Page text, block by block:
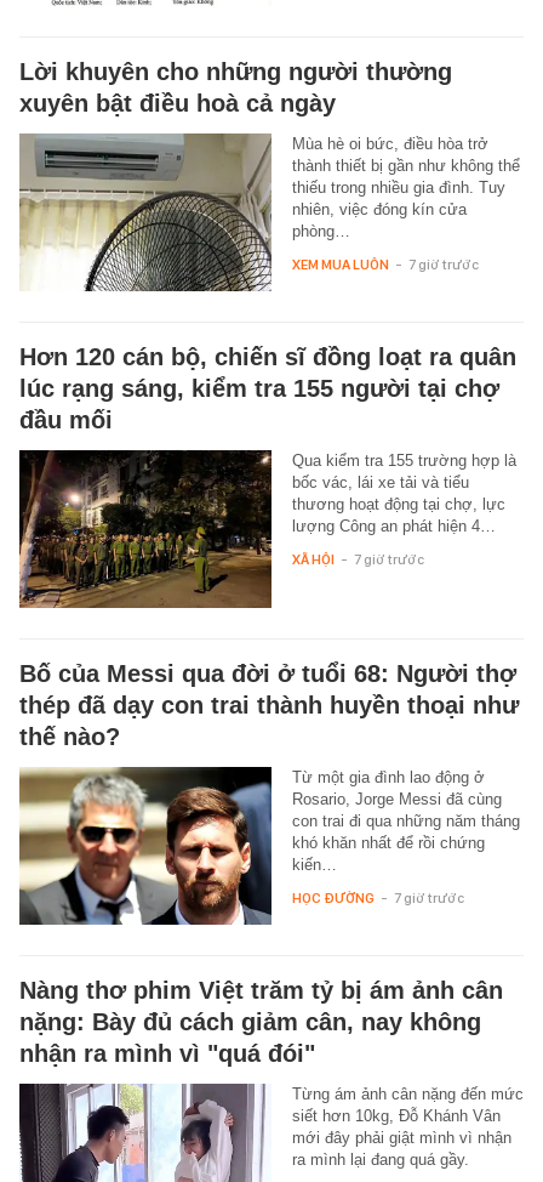
Lời khuyên cho những người thường
xuyên bật điều hoà cả ngày
Mùa hè oi bức, điều hòa trở
thành thiết bị gần như không thể
thiếu trong nhiều gia đình. Tuy
nhiên, việc đóng kín cửa
phòng…
XEM MUA LUÔN - 7 giờ trước
Hơn 120 cán bộ, chiến sĩ đồng loạt ra quân
lúc rạng sáng, kiểm tra 155 người tại chợ
đầu mối
Qua kiểm tra 155 trường hợp là
bốc vác, lái xe tải và tiểu
thương hoạt động tại chợ, lực
lượng Công an phát hiện 4…
XÃ HỘI - 7 giờ trước
Bố của Messi qua đời ở tuổi 68: Người thợ
thép đã dạy con trai thành huyền thoại như
thế nào?
Từ một gia đình lao động ở
Rosario, Jorge Messi đã cùng
con trai đi qua những năm tháng
khó khăn nhất để rồi chứng
kiến…
HỌC ĐƯỜNG - 7 giờ trước
Nàng thơ phim Việt trăm tỷ bị ám ảnh cân
nặng: Bày đủ cách giảm cân, nay không
nhận ra mình vì "quá đói"
Từng ám ảnh cân nặng đến mức
siết hơn 10kg, Đỗ Khánh Vân
mới đây phải giật mình vì nhận
ra mình lại đang quá gầy.